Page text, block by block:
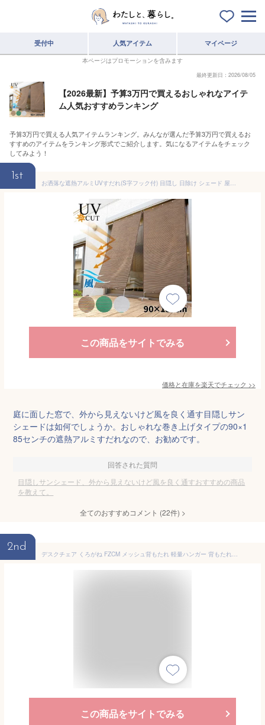
受付中 人気アイテム マイページ
本ページはプロモーションを含みます
最終更新日：2026/08/05
【2026最新】予算3万円で買えるおしゃれなアイテ
ム人気おすすめランキング
予算3万円で買える人気アイテムランキング。みんなが選んだ予算3万円で買えるお
すすめのアイテムをランキング形式でご紹介します。気になるアイテムをチェック
してみよう！
1st
お洒落な遮熱アルミUVすだれ(S字フック付) 目隠し 日除け シェード 屋外 おしゃれ 遮光 UVカット 断熱 アルミすだれ サンシェード 窓 ベランダ 日よけ ロールアップ 日陰 日射し 巻き上げ プライバシー保護 送料無料
この商品をサイトでみる
価格と在庫を楽天でチェック >>
庭に面した窓で、外から見えないけど風を良く通す目隠しサン
シェードは如何でしょうか。おしゃれな巻き上げタイプの90×1
85センチの遮熱アルミすだれなので、お勧めです。
回答された質問
目隠しサンシェード、外から見えないけど風を良く通すおすすめの商品
を教えて。
全てのおすすめコメント (22件) >
2nd
デスクチェア くろがね FZCM メッシュ背もたれ 軽量ハンガー 背もたれロッキング機能 座面高さ調整 モールドウレタン座面 ガス昇降 5本足 大型キャスター 固定肘掛け(オプション) 学習チェア PCチェア OAチェア
この商品をサイトでみる